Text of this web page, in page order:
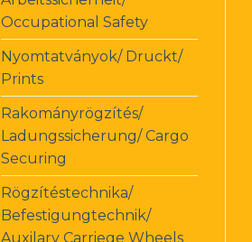
Occupational Safety
Nyomtatványok/ Druckt/
Prints
Rakományrögzítés/
Ladungssicherung/ Cargo
Securing
Rögzítéstechnika/
Befestigungtechnik/
Auxilary Carriege Wheels